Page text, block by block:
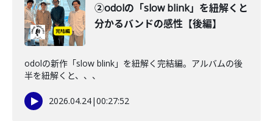
②odolの「slow blink」を紐解くと
分かるバンドの感性【後編】
odolの新作「slow blink」を紐解く完結編。アルバムの後
半を紐解くと、、、
2026.04.24|00:27:52